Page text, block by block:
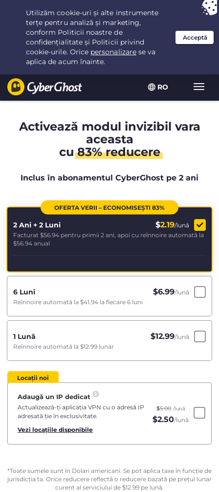
RO
Ai ales:Cea mai bună ofertăpentru 2.1666666666667ani la $
Activează modul invizibil vara
aceasta
cu83% reducere
Inclus în abonamentul CyberGhost pe 2 ani
OFERTA VERII – ECONOMISEȘTI 83%
2 Ani + 2 Luni $2.19/lună
Facturat $56.94 pentru primii 2 ani, apoi cu reînnoire automată la
$56.94 anual
6 Luni $6.99/lună
Reînnoire automată la $41.94 la fiecare 6 luni
1 Lună $12.99/lună
Reînnoire automată la $12.99 lunar
Locații noi
Adaugă un IP dedicat
Actualizează-ți aplicația VPN cu o adresă IP
adresată ție în exclusivitate.
Vezi locațiile disponibile
$5.00 /lună
$2.50/lună
*Toate sumele sunt în Dolari americani. Se pot aplica taxe în funcție de
jurisdicția ta. Orice reducere reflectă o reducere bazată pe prețul lunar
curent al serviciului de $12.99 pe lună.